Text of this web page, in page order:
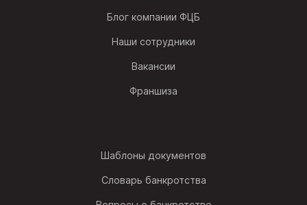
Блог компании ФЦБ
Наши сотрудники
Вакансии
Франшиза
Шаблоны документов
Словарь банкротства